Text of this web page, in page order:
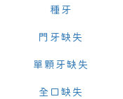
種牙
門牙缺失
單顆牙缺失
全口缺失